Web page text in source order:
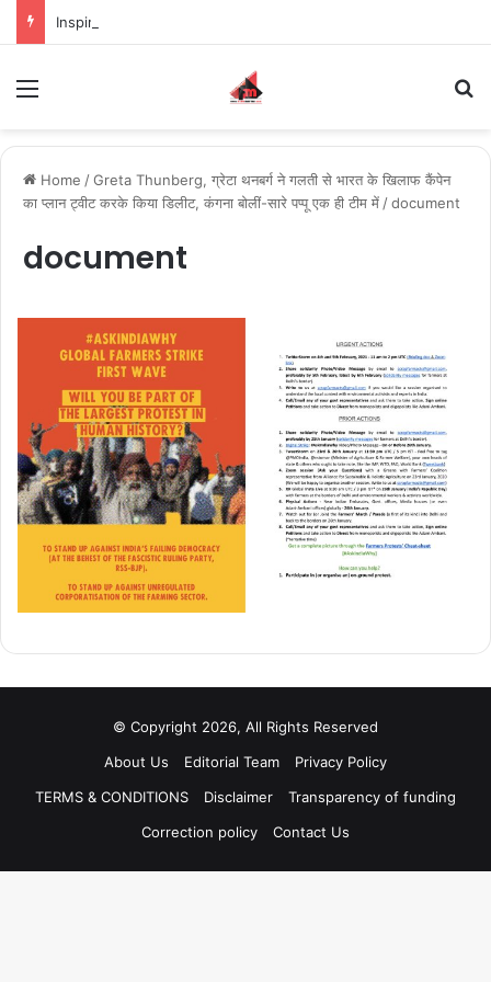
Home /Greta Thunberg, ग्रेटा थनबर्ग ने गलती से भारत के खिलाफ कैंपेन
का प्लान ट्वीट करके किया डिलीट, कंगना बोलीं-सारे पप्पू एक ही टीम में /document
document
© Copyright 2026, All Rights Reserved
About Us
Editorial Team
Privacy Policy
TERMS & CONDITIONS
Disclaimer
Transparency of funding
Correction policy
Contact Us